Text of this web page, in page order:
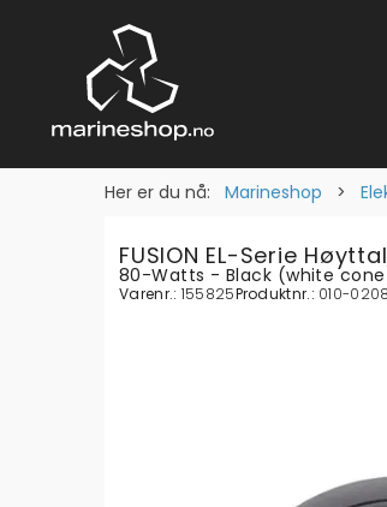
Her er du nå: Marineshop >
FUSION EL-Serie
80-Watts - Black (white
Varenr.: 155825Produktnr.: 010-